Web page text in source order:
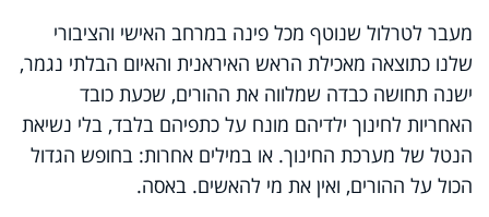
מעבר לטרלול שנוטף מכל פינה במרחב האישי והציבורי
שלנו כתוצאה מאכילת הראש האיראנית והאיום הבלתי נגמר,
ישנה תחושה כבדה שמלווה את ההורים, שכעת כובד
האחריות לחינוך ילדיהם מונח על כתפיהם בלבד, בלי נשיאת
הנטל של מערכת החינוך. או במילים אחרות: בחופש הגדול
הכול על ההורים, ואין את מי להאשים. באסה.